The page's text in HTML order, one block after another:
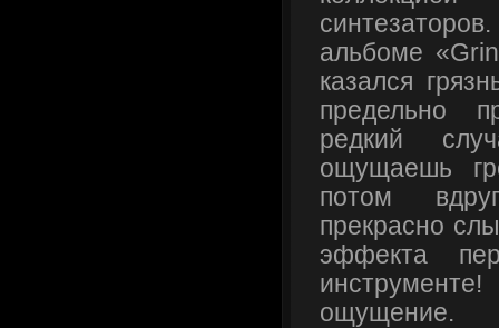
альбоме
казался
предельно
редкий
ощущаешь
потом
прекрасно
эффекта
ощущение.